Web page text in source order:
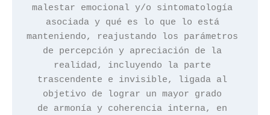
malestar emocional y/o sintomatología
asociada y qué es lo que lo está
manteniendo, reajustando los parámetros
de percepción y apreciación de la
realidad, incluyendo la parte
trascendente e invisible, ligada al
objetivo de lograr un mayor grado
de armonía y coherencia interna, en